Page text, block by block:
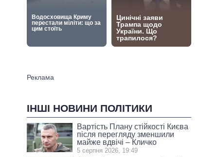
ІНШІ НОВИНИ ПОЛІТИКИ
Вартість Плану стійкості Києва
після перегляду зменшили
майже вдвічі – Кличко
5 серпня 2026, 19:49